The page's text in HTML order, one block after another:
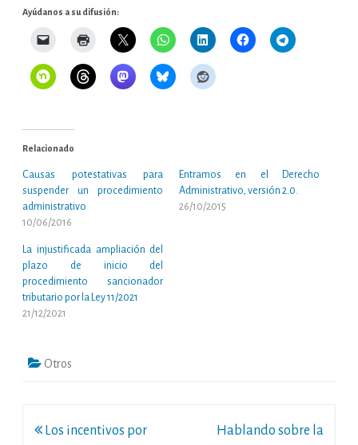
Ayúdanos a su difusión:
Relacionado
Causas potestativas para
suspender un procedimiento
administrativo
10/06/2016
Entramos en el Derecho
Administrativo, versión 2.0.
26/10/2015
La injustificada ampliación del
plazo de inicio del
procedimiento sancionador
tributario por la Ley 11/2021
21/12/2021
Otros
Navegación
Los incentivos por
Hablando sobre la